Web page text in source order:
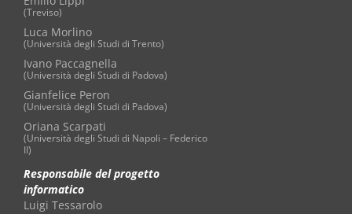
(Treviso)
Luca Morlino
(Università degli Studi di Trento)
Ivano Paccagnella
(Università degli Studi di Padova)
Gianfelice Peron
(Università degli Studi di Padova)
Oriana Scarpati
(Università degli Studi di Napoli – Federico
II)
Responsabile del progetto
informatico
Luigi Tessarolo